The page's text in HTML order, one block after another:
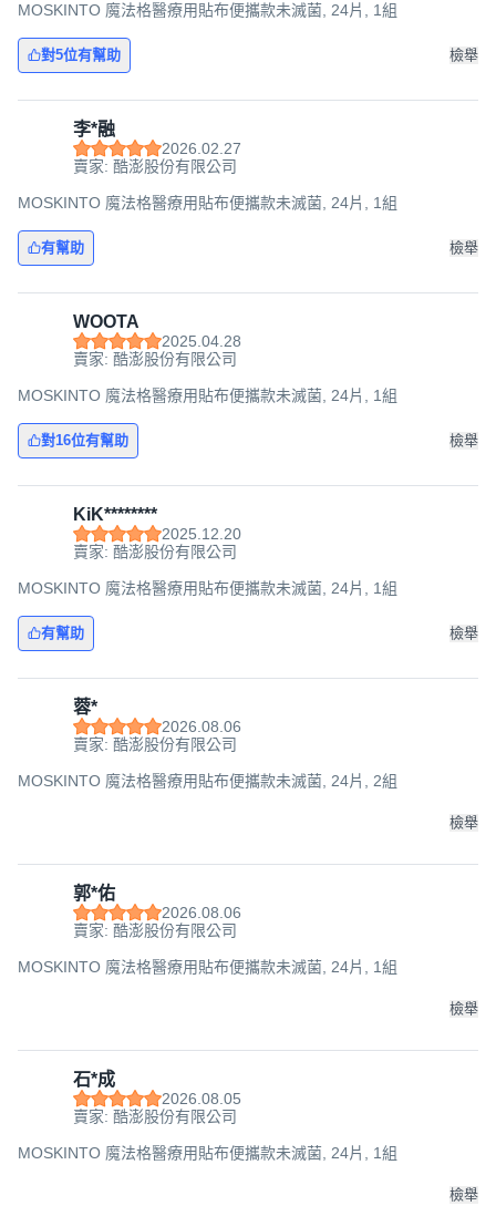
MOSKINTO 魔法格醫療用貼布便攜款未滅菌, 24片, 1組
對5位有幫助 檢舉
李*融
2026.02.27
賣家: 酷澎股份有限公司
MOSKINTO 魔法格醫療用貼布便攜款未滅菌, 24片, 1組
有幫助 檢舉
WOOTA
2025.04.28
賣家: 酷澎股份有限公司
MOSKINTO 魔法格醫療用貼布便攜款未滅菌, 24片, 1組
對16位有幫助 檢舉
KiK********
2025.12.20
賣家: 酷澎股份有限公司
MOSKINTO 魔法格醫療用貼布便攜款未滅菌, 24片, 1組
有幫助 檢舉
蓉*
2026.08.06
賣家: 酷澎股份有限公司
MOSKINTO 魔法格醫療用貼布便攜款未滅菌, 24片, 2組
檢舉
郭*佑
2026.08.06
賣家: 酷澎股份有限公司
MOSKINTO 魔法格醫療用貼布便攜款未滅菌, 24片, 1組
檢舉
石*成
2026.08.05
賣家: 酷澎股份有限公司
MOSKINTO 魔法格醫療用貼布便攜款未滅菌, 24片, 1組
檢舉